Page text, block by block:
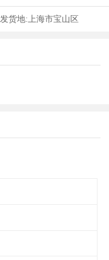
发货地: 上海市宝山区